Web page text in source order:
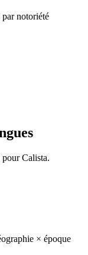
par notoriété
pourCalista.
× époque